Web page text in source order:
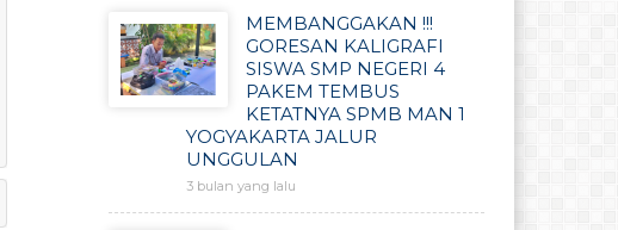
MEMBANGGAKAN !!!
GORESAN KALIGRAFI
SISWA SMP NEGERI 4
PAKEM TEMBUS
KETATNYA SPMB MAN 1
YOGYAKARTA JALUR
UNGGULAN
3 bulan yang lalu